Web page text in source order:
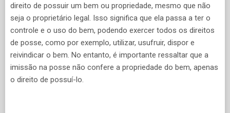
direito de possuir um bem ou propriedade, mesmo que não
seja o proprietário legal. Isso significa que ela passa a ter o
controle e o uso do bem, podendo exercer todos os direitos
de posse, como por exemplo, utilizar, usufruir, dispor e
reivindicar o bem. No entanto, é importante ressaltar que a
imissão na posse não confere a propriedade do bem, apenas
o direito de possuí-lo.